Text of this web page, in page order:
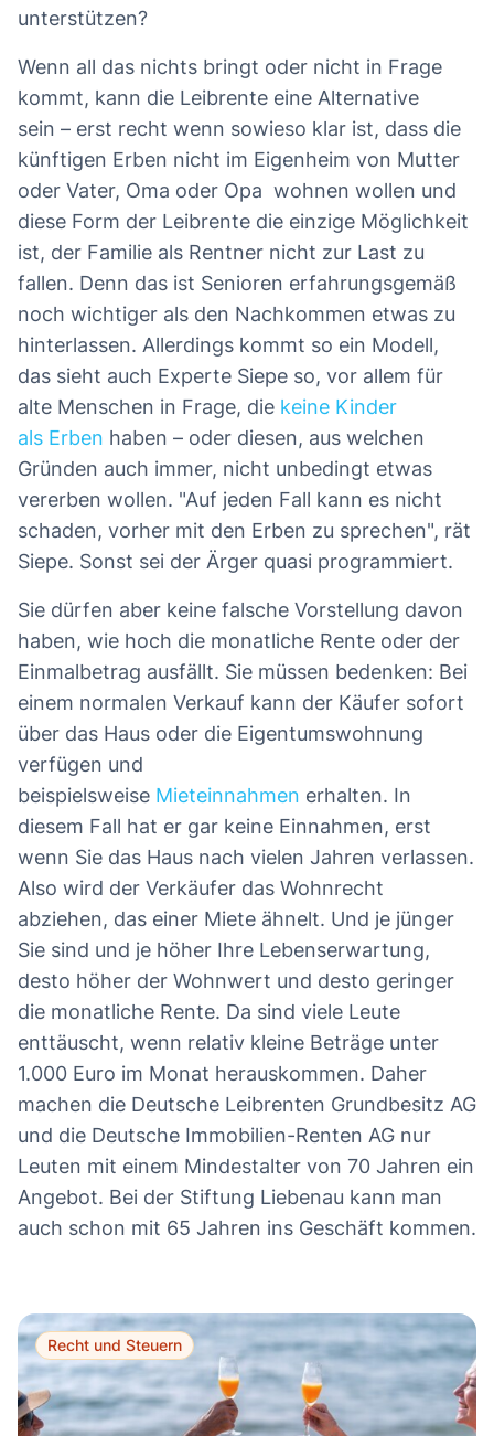
unterstützen?
Wenn all das nichts bringt oder nicht in Frage
kommt, kann die Leibrente eine Alternative
sein – erst recht wenn sowieso klar ist, dass die
künftigen Erben nicht im Eigenheim von Mutter
oder Vater, Oma oder Opa wohnen wollen und
diese Form der Leibrente die einzige Möglichkeit
ist, der Familie als Rentner nicht zur Last zu
fallen. Denn das ist Senioren erfahrungsgemäß
noch wichtiger als den Nachkommen etwas zu
hinterlassen. Allerdings kommt so ein Modell,
das sieht auch Experte Siepe so, vor allem für
alte Menschen in Frage, die keine Kinder
als Erben haben – oder diesen, aus welchen
Gründen auch immer, nicht unbedingt etwas
vererben wollen. "Auf jeden Fall kann es nicht
schaden, vorher mit den Erben zu sprechen", rät
Siepe. Sonst sei der Ärger quasi programmiert.
Sie dürfen aber keine falsche Vorstellung davon
haben, wie hoch die monatliche Rente oder der
Einmalbetrag ausfällt. Sie müssen bedenken: Bei
einem normalen Verkauf kann der Käufer sofort
über das Haus oder die Eigentumswohnung
verfügen und
beispielsweise Mieteinnahmen erhalten. In
diesem Fall hat er gar keine Einnahmen, erst
wenn Sie das Haus nach vielen Jahren verlassen.
Also wird der Verkäufer das Wohnrecht
abziehen, das einer Miete ähnelt. Und je jünger
Sie sind und je höher Ihre Lebenserwartung,
desto höher der Wohnwert und desto geringer
die monatliche Rente. Da sind viele Leute
enttäuscht, wenn relativ kleine Beträge unter
1.000 Euro im Monat herauskommen. Daher
machen die Deutsche Leibrenten Grundbesitz AG
und die Deutsche Immobilien-Renten AG nur
Leuten mit einem Mindestalter von 70 Jahren ein
Angebot. Bei der Stiftung Liebenau kann man
auch schon mit 65 Jahren ins Geschäft kommen.
Recht und Steuern